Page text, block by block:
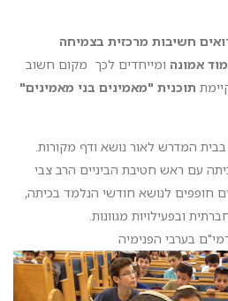
חשיבות מרכזית בצמיחה
אמונה ומייחדים לכך מקום חשוב
תוכנית "מאמינים בני מאמינים"
המדרש לאור נושא ודף מקורות.
עם ראש חטיבת הביניים הרב צבי
חופפים לנושא חודשי הנלמד בכיתה,
ובפעילויות מגוונות.
בערבי הפנימיה